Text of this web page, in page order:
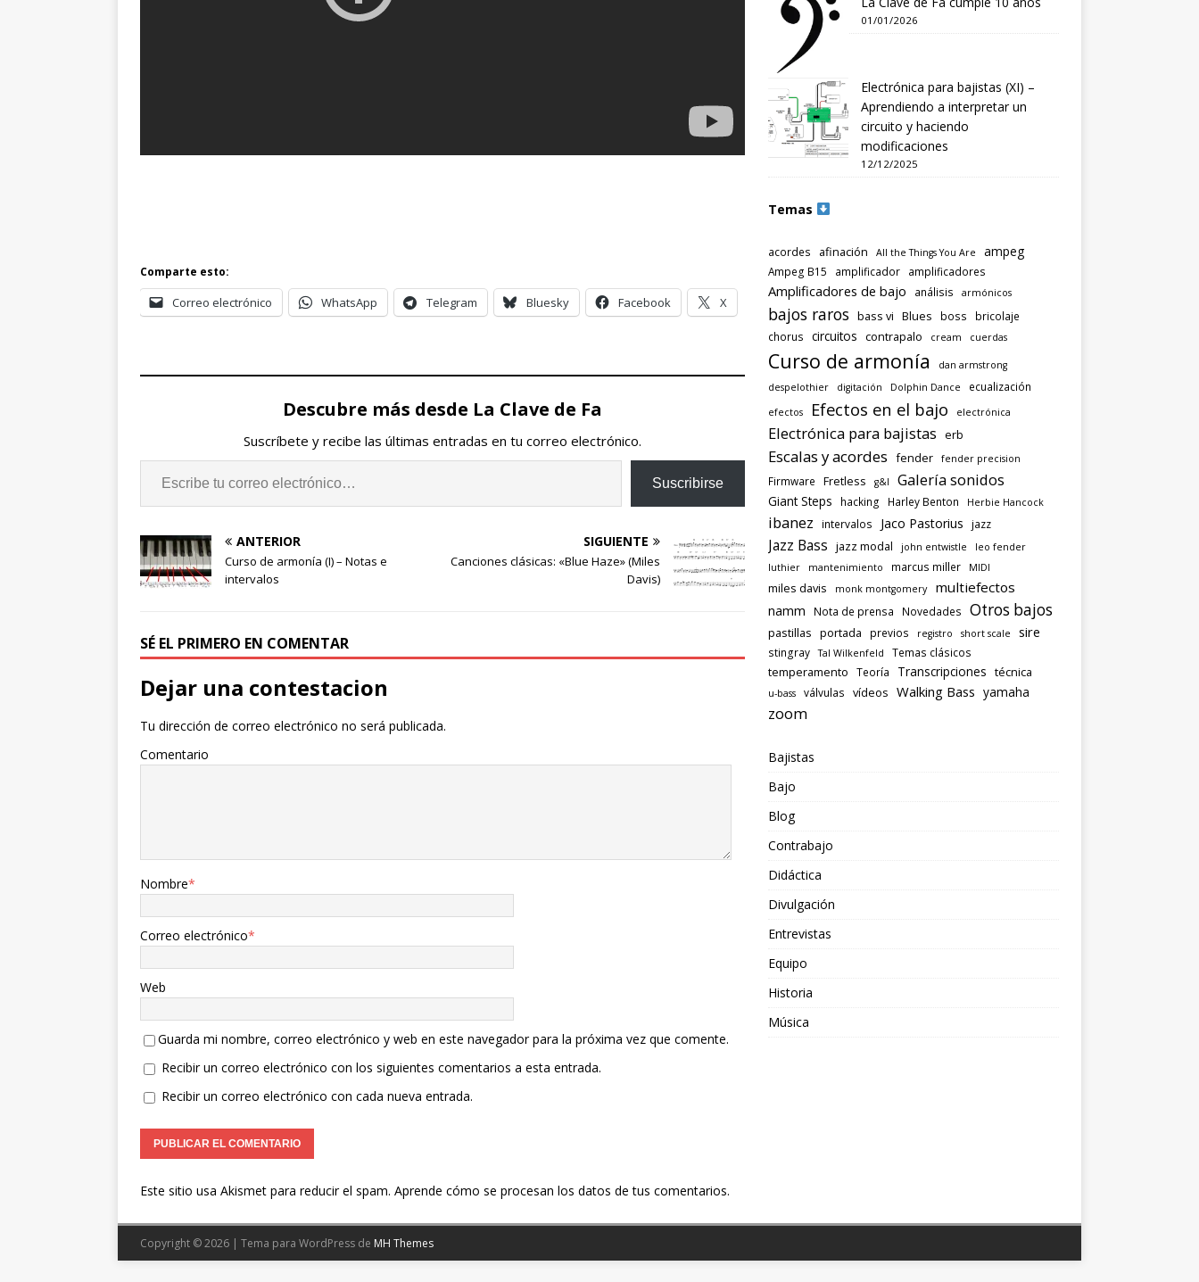
Comparte esto:
Correo electrónico WhatsApp Telegram Bluesky Facebook X
Descubre más desde La Clave de Fa
Suscríbete y recibe las últimas entradas en tu correo electrónico.
Suscribirse
ANTERIOR
Curso de armonía (I) – Notas e
intervalos
SIGUIENTE
Canciones clásicas: «Blue Haze» (Miles
Davis)
SÉ EL PRIMERO EN COMENTAR
Dejar una contestacion
Tu dirección de correo electrónico no será publicada.
Comentario
Nombre*
Correo electrónico*
Web
Guarda mi nombre, correo electrónico y web en este navegador para la próxima vez que comente.
Recibir un correo electrónico con los siguientes comentarios a esta entrada.
Recibir un correo electrónico con cada nueva entrada.
Este sitio usa Akismet para reducir el spam. Aprende cómo se procesan los datos de tus comentarios.
01/01/2026
Electrónica para bajistas (XI) –
Aprendiendo a interpretar un
circuito y haciendo
modificaciones
12/12/2025
Temas
acordes afinación All the Things You Are ampeg
Ampeg B15 amplificador amplificadores
Amplificadores de bajo análisis armónicos
bajos raros bass vi Blues boss
bricolaje
chorus
circuitos contrapalo cream cuerdas
Curso de armonía
dan armstrong
despelothier
digitación Dolphin Dance ecualización
efectos Efectos en el bajo electrónica
Electrónica para bajistas erb
Escalas y acordes fender fender precision
Firmware Fretless g&l Galería sonidos
Giant Steps hacking Harley Benton Herbie Hancock
ibanez intervalos Jaco Pastorius jazz
Jazz Bass jazz modal john entwistle
leo fender
luthier
mantenimiento marcus miller MIDI
miles davis monk montgomery multiefectos
namm Nota de prensa Novedades Otros bajos
pastillas portada previos registro short scale sire
stingray Tal Wilkenfeld Temas clásicos
temperamento Teoría Transcripciones técnica
u-bass válvulas vídeos Walking Bass yamaha
zoom
Bajistas
Bajo
Blog
Contrabajo
Didáctica
Divulgación
Entrevistas
Equipo
Historia
Música
Copyright © 2026 | Tema para WordPress de MH Themes